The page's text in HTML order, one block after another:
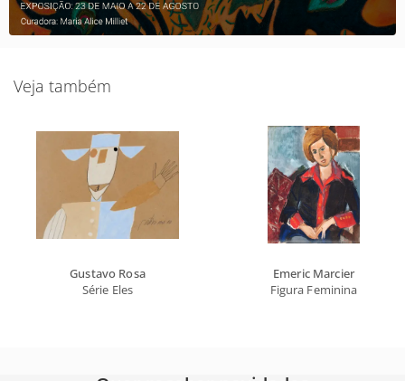
Veja também
Gustavo Rosa
Série Eles
Emeric Marcier
Figura Feminina